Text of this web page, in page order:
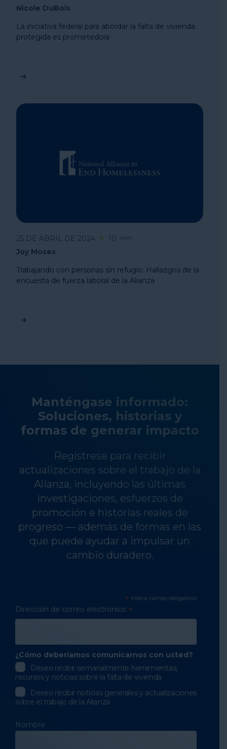
Nicole DuBois
La iniciativa federal para abordar la falta de vivienda
protegida es prometedora
25 DE ABRIL DE 2024 10 min
Joy Moses
Trabajando con personas sin refugio: Hallazgos de la
encuesta de fuerza laboral de la Alianza
Manténgase informado:
Soluciones, historias y
formas de generar impacto
Regístrese para recibir
actualizaciones sobre el trabajo de la
Alianza, incluyendo las últimas
investigaciones, esfuerzos de
promoción e historias reales de
progreso — además de formas en las
que puede ayudar a impulsar un
cambio duradero.
* indica campo obligatorio
Dirección de correo electrónico *
¿Cómo deberíamos comunicarnos con usted?
Deseo recibir semanalmente herramientas,
recursos y noticias sobre la falta de vivienda
Deseo recibir noticias generales y actualizaciones
sobre el trabajo de la Alianza
Nombre